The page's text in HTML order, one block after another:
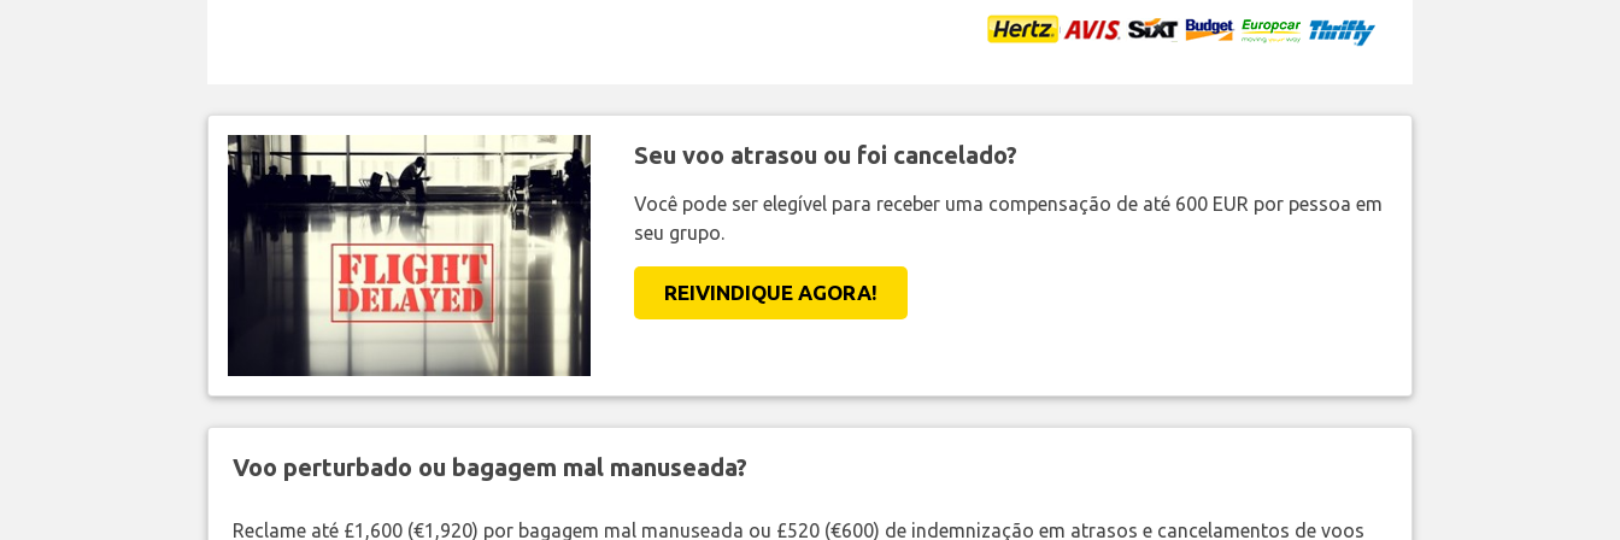
Seu voo atrasou ou foi cancelado?
Você pode ser elegível para receber uma compensação de até 600 EUR por pessoa em
seu grupo.
REIVINDIQUE AGORA!
Voo perturbado ou bagagem mal manuseada?
Reclame até £1,600 (€1,920) por bagagem mal manuseada ou £520 (€600) de indemnização em atrasos e cancelamentos de voos